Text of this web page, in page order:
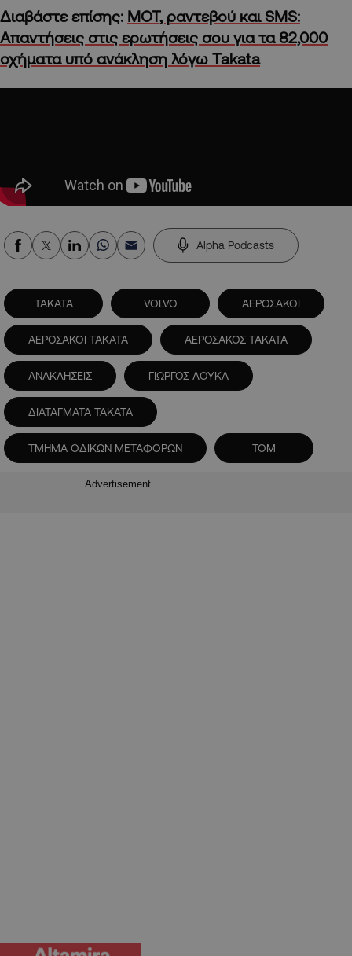
Διαβάστε επίσης: ΜΟΤ, ραντεβού και SMS:
Απαντήσεις στις ερωτήσεις σου για τα 82,000
οχήματα υπό ανάκληση λόγω Takata
Alpha Podcasts
TAKATA VOLVO ΑΕΡΟΣΑΚΟΙ
ΑΕΡΟΣΑΚΟΙ TAKATA ΑΕΡΟΣΑΚΟΣ TAKATA
ΑΝΑΚΛΗΣΕΙΣ ΓΙΩΡΓΟΣ ΛΟΥΚΑ
ΔΙΑΤΑΓΜΑΤΑ TAKATA
ΤΜΗΜΑ ΟΔΙΚΩΝ ΜΕΤΑΦΟΡΩΝ ΤΟΜ
Advertisement